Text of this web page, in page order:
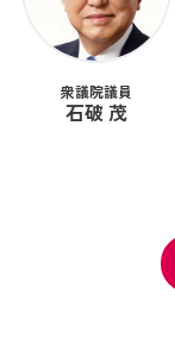
衆議院議員
石破 茂